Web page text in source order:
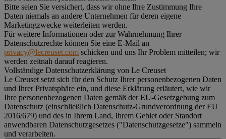
Bitte seien Sie versichert, dass wir ohne Ihre Zustimmung Ihre
Daten niemals an andere Unternehmen für deren eigene
Marketingzwecke weiterleiten werden.
Für weitere Informationen oder zur Wahrnehmung Ihrer
Datenschutzrechte können Sie eine E-Mail an
privacy@lecreuset.com schicken und uns Ihr Problem mitteilen; wir
werden zeitnah darauf reagieren.
Vollständige Datenschutzerklärung von Le Creuset
Le Creuset setzt sich für den Schutz Ihrer personenbezogenen Daten
und Ihrer Privatsphäre ein, und diese Erklärung erläutert, wie wir
Ihre personenbezogenen Daten gemäß der EU-Gesetzgebung zum
Datenschutz (einschließlich Datenschutz-Grundverordnung der EU
2016/679) und des in Ihrem Land, Ihrem Gebiet oder Standort
anwendbaren Datenschutzgesetzes ("Datenschutzgesetze") sammeln
und verarbeiten.